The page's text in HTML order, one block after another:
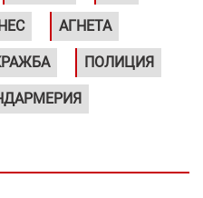
АГНЕТА
ПОЛИЦИЯ